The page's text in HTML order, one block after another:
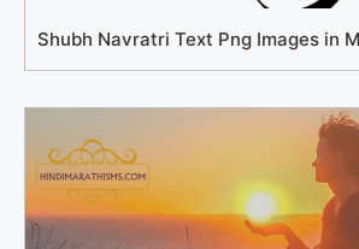
Shubh Navratri Text Png Images in